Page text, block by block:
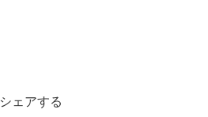
シェアする